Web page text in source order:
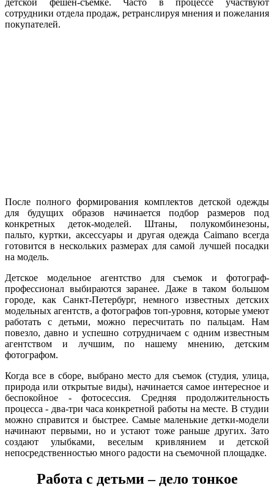
детской фешен-съемке. Часто в процессе участвуют
сотрудники отдела продаж, ретранслируя мнения и пожелания
покупателей.
После полного формирования комплектов детской одежды
для будущих образов начинается подбор размеров под
конкретных деток-моделей. Штаны, полукомбинезоны,
пальто, куртки, аксессуары и другая одежда Caimano всегда
готовится в нескольких размерах для самой лучшей посадки
на модель.
Детское модельное агентство для съемок и фотограф-
профессионал выбираются заранее. Даже в таком большом
городе, как Санкт-Петербург, немного известных детских
модельных агентств, а фотографов топ-уровня, которые умеют
работать с детьми, можно пересчитать по пальцам. Нам
повезло, давно и успешно сотрудничаем с одним известным
агентством и лучшим, по нашему мнению, детским
фотографом.
Когда все в сборе, выбрано место для съемок (студия, улица,
природа или открытые виды), начинается самое интересное и
беспокойное - фотосессия. Средняя продолжительность
процесса - два-три часа конкретной работы на месте. В студии
можно справится и быстрее. Самые маленькие детки-модели
начинают первыми, но и устают тоже раньше других. Зато
создают улыбками, веселым кривлянием и детской
непосредственностью много радости на съемочной площадке.
Работа с детьми – дело тонкое